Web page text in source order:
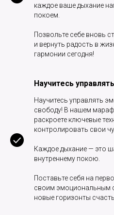
каждое ваше дыхание
покоем.
Позвольте себе вновь
и вернуть радость в
гармонии сегодня!
Научитесь
Научитесь управлять
свободу! В нашем
раскроете ключевые
контролировать свои
Каждое дыхание — это
внутреннему покою.
Поставьте себя на
своим эмоциональным
новые горизонты